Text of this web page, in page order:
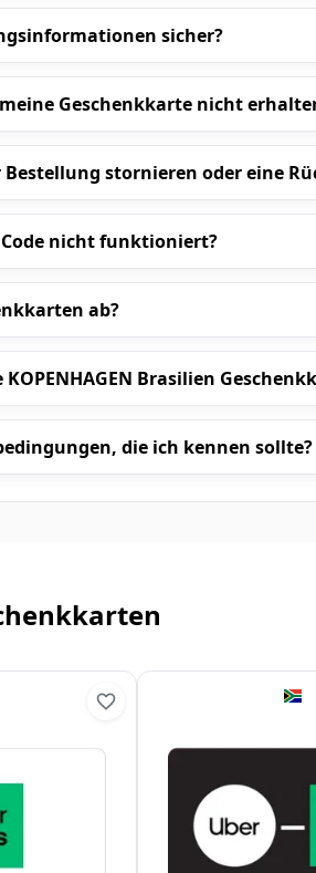
sicher?
Geschenkkarte nicht
Bestellung stornieren oder eine
nicht funktioniert?
ab?
Brasilien
die ich kennen sollte?